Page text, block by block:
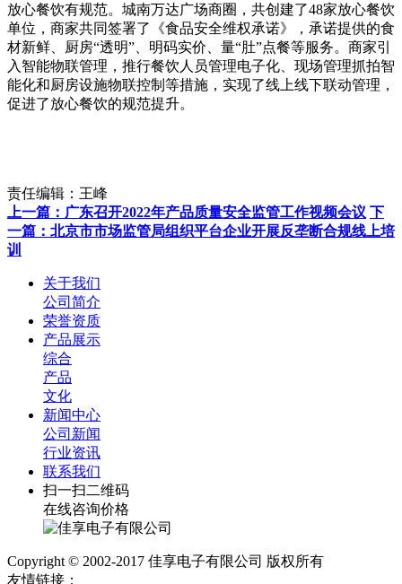
放心餐饮有规范。城南万达广场商圈，共创建了48家放心餐饮
单位，商家共同签署了《食品安全维权承诺》，承诺提供的食
材新鲜、厨房“透明”、明码实价、量“肚”点餐等服务。商家引
入智能物联管理，推行餐饮人员管理电子化、现场管理抓拍智
能化和厨房设施物联控制等措施，实现了线上线下联动管理，
促进了放心餐饮的规范提升。
责任编辑：王峰
上一篇：广东召开2022年产品质量安全监管工作视频会议 下
一篇：​北京市市场监管局组织平台企业开展反垄断合规线上培
训
关于我们
公司简介
荣誉资质
产品展示
综合
产品
文化
新闻中心
公司新闻
行业资讯
联系我们
扫一扫二维码
在线咨询价格
Copyright © 2002-2017 佳享电子有限公司 版权所有
友情链接：